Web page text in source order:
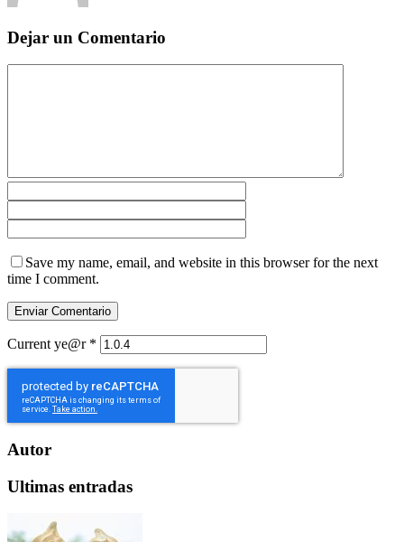
Dejar un Comentario
Save my name, email, and website in this browser for the next
time I comment.
Current ye@r *
Autor
Ultimas entradas